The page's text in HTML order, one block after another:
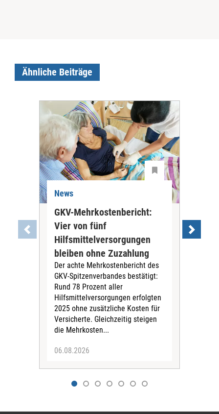
Ähnliche Beiträge
News
GKV-Mehrkostenbericht:
Vier von fünf
Hilfsmittelversorgungen
bleiben ohne Zuzahlung
Der achte Mehrkostenbericht des
GKV-Spitzenverbandes bestätigt:
Rund 78 Prozent aller
Hilfsmittelversorgungen erfolgten
2025 ohne zusätzliche Kosten für
Versicherte. Gleichzeitig steigen
die Mehrkosten...
06.08.2026